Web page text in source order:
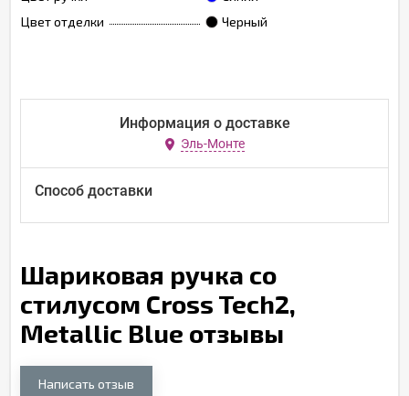
Цвет отделки
Черный
Информация о доставке
Эль-Монте
Способ доставки
Шариковая ручка со
стилусом Cross Tech2,
Metallic Blue отзывы
Написать отзыв